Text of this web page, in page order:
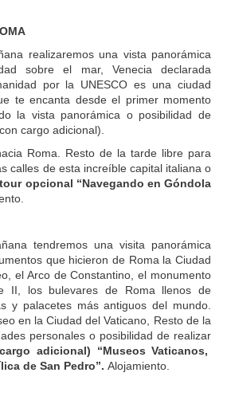
realizaremos una vista panorámica
sobre el mar, Venecia declarada
por la UNESCO es una ciudad
te encanta desde el primer momento
la vista panorámica o posibilidad de
cargo adicional).
Roma. Resto de la tarde libre para
calles de esta increíble capital italiana o
tour opcional “Navegando en Góndola
tendremos una visita panorámica
que hicieron de Roma la Ciudad
el Arco de Constantino, el monumento
II, los bulevares de Roma llenos de
y palacetes más antiguos del mundo.
en la Ciudad del Vaticano, Resto de la
personales o posibilidad de realizar
adicional) “Museos Vaticanos,
de San Pedro”. Alojamiento.